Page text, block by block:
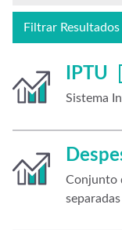
Filtrar Resultados
IPTU
Sistema
Conjunto